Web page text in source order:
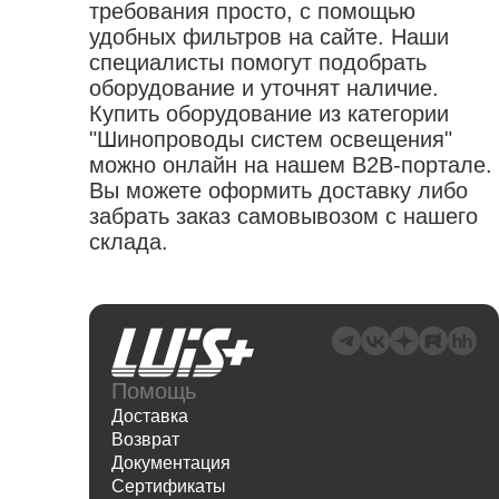
требования просто, с помощью
удобных фильтров на сайте. Наши
специалисты помогут подобрать
оборудование и уточнят наличие.
Купить оборудование из категории
"Шинопроводы систем освещения"
можно онлайн на нашем B2B-портале.
Вы можете оформить доставку либо
забрать заказ самовывозом с нашего
склада.
Помощь
Доставка
Возврат
Документация
Сертификаты